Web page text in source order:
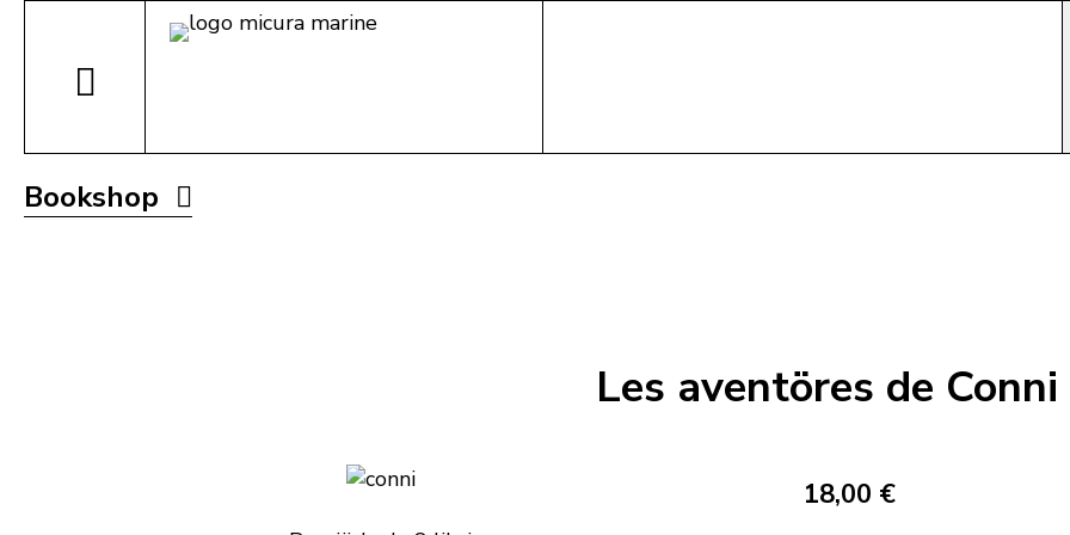
Bookshop
Les aventöres de Conni
18,00 €